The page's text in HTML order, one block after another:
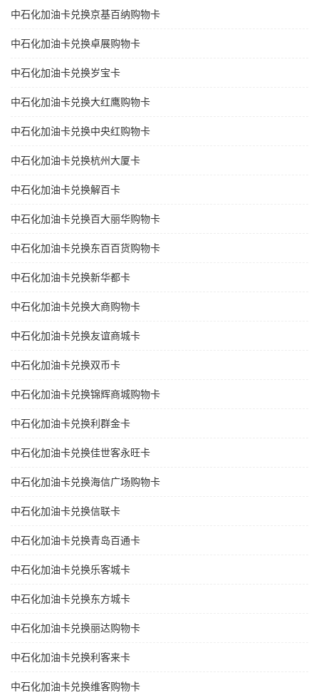
中石化加油卡兑换京基百纳购物卡
中石化加油卡兑换卓展购物卡
中石化加油卡兑换岁宝卡
中石化加油卡兑换大红鹰购物卡
中石化加油卡兑换中央红购物卡
中石化加油卡兑换杭州大厦卡
中石化加油卡兑换解百卡
中石化加油卡兑换百大丽华购物卡
中石化加油卡兑换东百百货购物卡
中石化加油卡兑换新华都卡
中石化加油卡兑换大商购物卡
中石化加油卡兑换友谊商城卡
中石化加油卡兑换双币卡
中石化加油卡兑换锦辉商城购物卡
中石化加油卡兑换利群金卡
中石化加油卡兑换佳世客永旺卡
中石化加油卡兑换海信广场购物卡
中石化加油卡兑换信联卡
中石化加油卡兑换青岛百通卡
中石化加油卡兑换乐客城卡
中石化加油卡兑换东方城卡
中石化加油卡兑换丽达购物卡
中石化加油卡兑换利客来卡
中石化加油卡兑换维客购物卡